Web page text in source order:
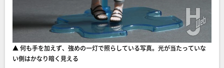
▲ 何も手を加えず、強めの一灯で照らしている写真。光が当たっていな
い側はかなり暗く見える